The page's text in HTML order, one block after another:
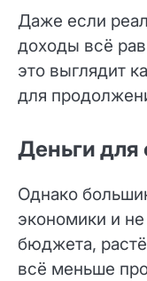
Даже если
доходы всё
это выглядит
для
Деньги для
Однако
экономики и
бюджета,
всё меньше